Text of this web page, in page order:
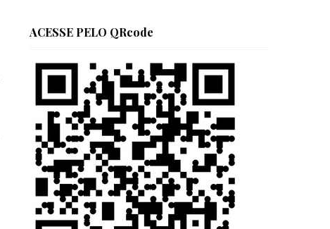
ACESSE PELO QRcode